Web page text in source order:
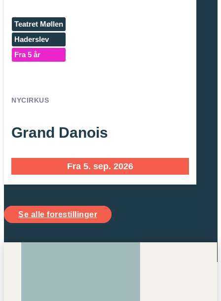
Teatret Møllen
Haderslev
Fra 5 år
NYCIRKUS
Grand Danois
Fra 5. sep. 2026
Se alle forestillinger